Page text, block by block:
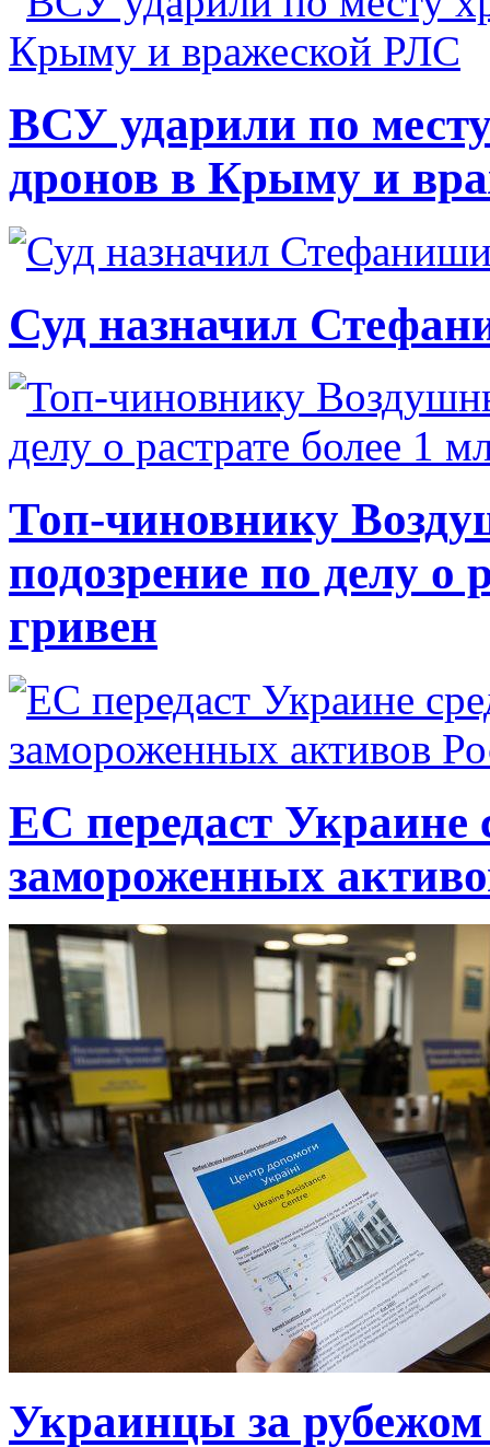
ВСУ ударили по
дронов в Крыму и
Суд назначил
Топ-чиновнику
подозрение по делу о
гривен
ЕС передаст Украине
замороженных
Украинцы за рубежом